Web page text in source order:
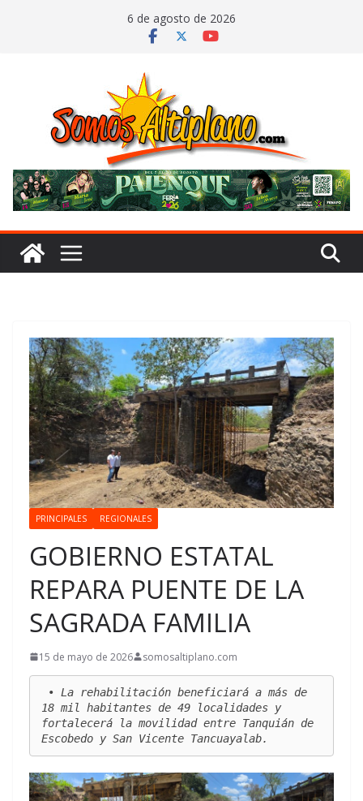
6 de agosto de 2026
PRINCIPALES REGIONALES
GOBIERNO ESTATAL
REPARA PUENTE DE LA
SAGRADA FAMILIA
15 de mayo de 2026 somosaltiplano.com
18 mil habitantes de 49 localidades y
fortalecerá la movilidad entre Tanquián de
Escobedo y San Vicente Tancuayalab.